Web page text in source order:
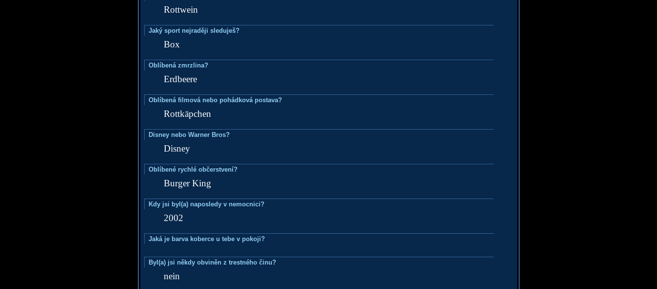
Rottwein
Jaký sport nejraději sleduješ?
Box
Oblíbená zmrzlina?
Erdbeere
Oblíbená filmová nebo pohádková postava?
Rottkäpchen
Disney nebo Warner Bros?
Disney
Oblíbené rychlé občerstvení?
Burger King
Kdy jsi byl(a) naposledy v nemocnici?
2002
Jaká je barva koberce u tebe v pokoji?
Byl(a) jsi někdy obviněn z trestného činu?
nein